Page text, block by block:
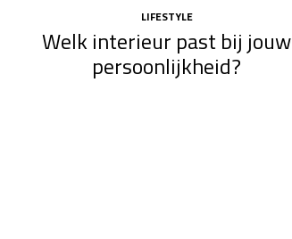
LIFESTYLE
Welk interieur past bij jouw
persoonlijkheid?